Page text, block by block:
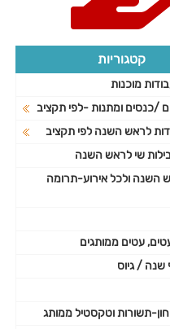
קטגוריות
מוכנות
/כנסים ומתנות -לפי תקציב
לראש השנה לפי תקציב
שי לראש השנה
השנה ולכל אירוע-תרומה
עטים ממותגים
שנה / גיוס
תשורות וטקסטיל ממותג